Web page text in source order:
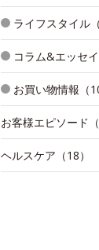
ライフスタイル（
コラム&エッセイ
お買い物情報（
お客様エピソード（
ヘルスケア（18）